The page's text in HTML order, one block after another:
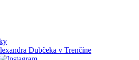
Dubčeka v Trenčíne